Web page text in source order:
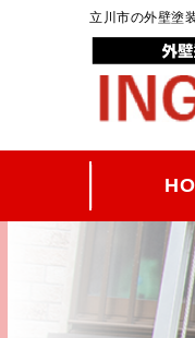
立川市の外壁塗